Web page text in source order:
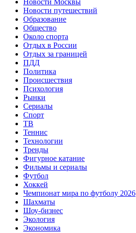
Новости Москвы
Новости путешествий
Образование
Общество
Около спорта
Отдых в России
Отдых за границей
ПДД
Политика
Происшествия
Психология
Рынки
Сериалы
Спорт
ТВ
Теннис
Технологии
Тренды
Фигурное катание
Фильмы и сериалы
Футбол
Хоккей
Чемпионат мира по футболу 2026
Шахматы
Шоу-бизнес
Экология
Экономика